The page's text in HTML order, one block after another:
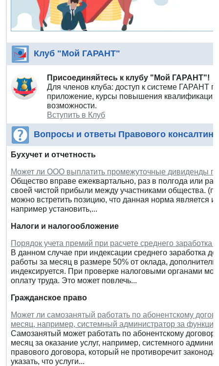
Клуб "Мой ГАРАНТ"
Присоединяйтесь к клубу "Мой ГАРАНТ"!
Для членов клуба: доступ к системе ГАРАНТ
приложение, курсы повышения квалификации
возможности.
Вступить в Клуб
Вопросы и ответы Правового
Бухучет и отчетность
Может ли ООО выплатить промежуточные дивиденды по
Общество вправе ежеквартально, раз в полгода или
своей чистой прибыли между участниками общества.
можно встретить позицию, что данная норма является
например установить,...
Налоги и налогообложение
Порядок учета премий при расчете среднего заработка
В данном случае при индексации среднего заработка
работы за месяц в размере 50% от оклада,
индексируется. При проверке налоговыми органами
оплату труда. Это может повлечь...
Гражданское право
Может ли самозанятый работать по абонентскому
месяц, например, системный администратор за
Самозанятый может работать по абонентскому
месяц за оказание услуг, например, системного
правового договора, который не противоречит
указать, что услуги...